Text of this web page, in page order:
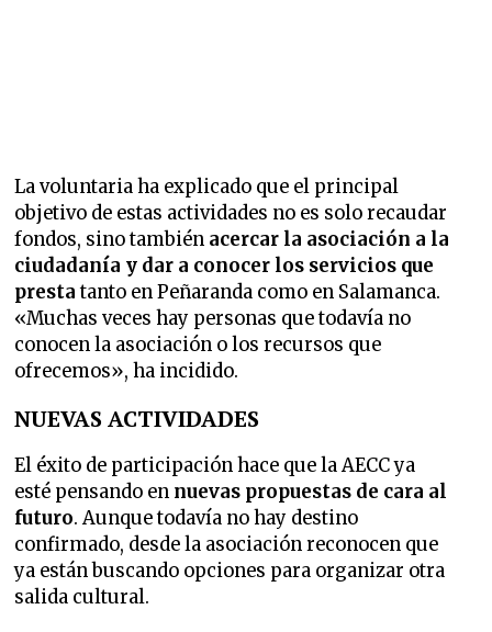
La voluntaria ha explicado que el principal
objetivo de estas actividades no es solo recaudar
fondos, sino también acercar la asociación a la
ciudadanía y dar a conocer los servicios que
prestatanto en Peñaranda como en Salamanca.
«Muchas veces hay personas que todavía no
conocen la asociación o los recursos que
ofrecemos», ha incidido.
NUEVAS ACTIVIDADES
El éxito de participación hace que la AECC ya
esté pensando en nuevas propuestas de cara al
futuro. Aunque todavía no hay destino
confirmado, desde la asociación reconocen que
ya están buscando opciones para organizar otra
salida cultural.